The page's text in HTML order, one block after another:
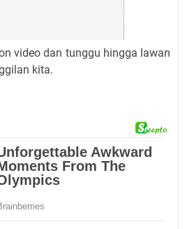
video dan tunggu hingga lawan
kita.